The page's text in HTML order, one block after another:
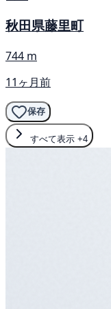
秋田県藤里町
744 m
11ヶ月前
保存
すべて表示 +4